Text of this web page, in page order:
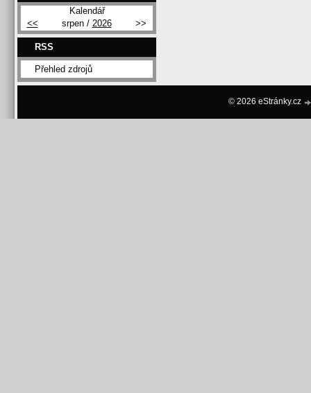
Kalendář
<<
srpen / 2026 >>
RSS
Přehled zdrojů
© 2026 eStránky.cz